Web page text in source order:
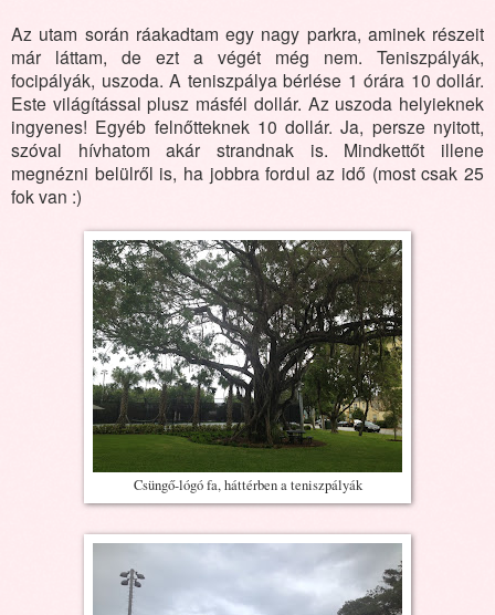
Az utam során ráakadtam egy nagy parkra, aminek részeit
már láttam, de ezt a végét még nem. Teniszpályák,
focipályák, uszoda. A teniszpálya bérlése 1 órára 10 dollár.
Este világítással plusz másfél dollár. Az uszoda helyieknek
ingyenes! Egyéb felnőtteknek 10 dollár. Ja, persze nyitott,
szóval hívhatom akár strandnak is. Mindkettőt illene
megnézni belülről is, ha jobbra fordul az idő (most csak 25
fok van :)
Csüngő-lógó fa, háttérben a teniszpályák